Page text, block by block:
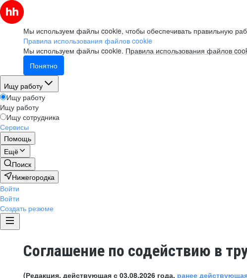
Мы используем файлы cookie, чтобы обеспечивать правильную
Правила использования файлов cookie
Мы используем файлы cookie. Правила использования файлов
Понятно
Ищу работу
Ищу работу
Ищу работу
Ищу сотрудника
Сервисы
Помощь
Ещё
Поиск
Нижегородка
Войти
Войти
Создать резюме
Соглашение по содействию в
(Редакция, действующая с 03.08.2026 года, ранее